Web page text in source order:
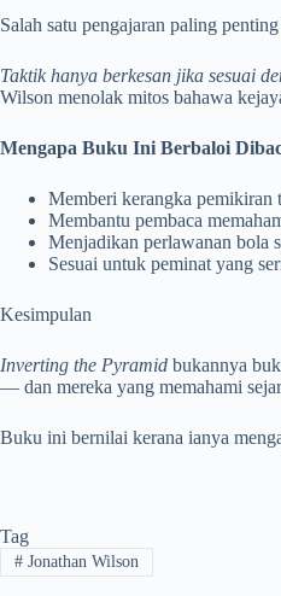
Salah satu pengajaran paling
Taktik hanya berkesan jika sesuai
Wilson menolak mitos bahawa
Mengapa Buku Ini Berbaloi
Memberi kerangka pemikiran
Membantu pembaca
Menjadikan perlawanan bola
Sesuai untuk peminat yang
Kesimpulan
Inverting the Pyramid bukannya
— dan mereka yang memahami
Buku ini bernilai kerana ianya
Tag
#Jonathan Wilson